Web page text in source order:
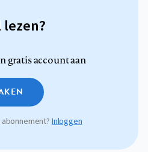
gratis account aan
Inloggen